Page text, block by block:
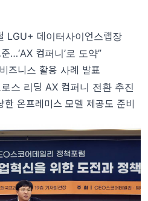
LGU+ 데이터사이언스랩장
…‘AX 컴퍼니’로 도약”
즈니스 활용 사례 발표
스 리딩 AX 컴퍼니 전환 추진
한 온프레미스 모델 제공도 준비